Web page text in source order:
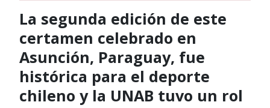
La segunda edición de este
certamen celebrado en
Asunción, Paraguay, fue
histórica para el deporte
chileno y la UNAB tuvo un rol